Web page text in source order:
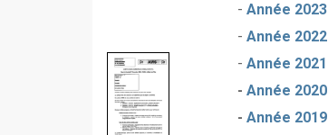
- Année 2023
- Année 2022
- Année 2021
- Année 2020
- Année 2019